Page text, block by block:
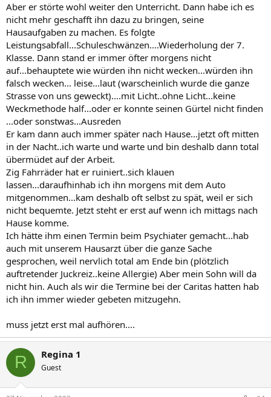
Aber er störte wohl weiter den Unterricht. Dann habe ich es
nicht mehr geschafft ihn dazu zu bringen, seine
Hausaufgaben zu machen. Es folgte
Leistungsabfall...Schuleschwänzen....Wiederholung der 7.
Klasse. Dann stand er immer öfter morgens nicht
auf...behauptete wie würden ihn nicht wecken...würden ihn
falsch wecken... leise...laut (warscheinlich wurde die ganze
Strasse von uns geweckt)....mit Licht..ohne Licht...keine
Weckmethode half...oder er konnte seinen Gürtel nicht finden
...oder sonstwas...Ausreden
Er kam dann auch immer später nach Hause...jetzt oft mitten
in der Nacht..ich warte und warte und bin deshalb dann total
übermüdet auf der Arbeit.
Zig Fahrräder hat er ruiniert..sich klauen
lassen...daraufhinhab ich ihn morgens mit dem Auto
mitgenommen...kam deshalb oft selbst zu spät, weil er sich
nicht bequemte. Jetzt steht er erst auf wenn ich mittags nach
Hause komme.
Ich hätte ihm einen Termin beim Psychiater gemacht...hab
auch mit unserem Hausarzt über die ganze Sache
gesprochen, weil nervlich total am Ende bin (plötzlich
auftretender Juckreiz..keine Allergie) Aber mein Sohn will da
nicht hin. Auch als wir die Termine bei der Caritas hatten hab
ich ihn immer wieder gebeten mitzugehn.
muss jetzt erst mal aufhören....
R Regina 1
Guest